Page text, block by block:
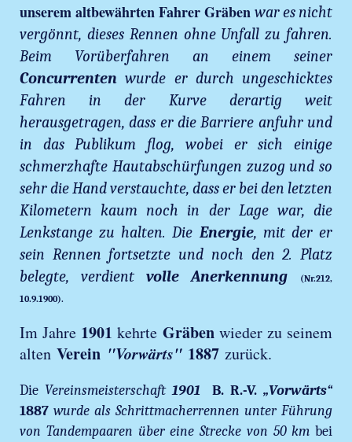
unserem altbewährten Fahrer Gräben war es nicht
vergönnt, dieses Rennen ohne Unfall zu fahren.
Beim Vorüberfahren an einem seiner
Concurrenten wurde er durch ungeschicktes
Fahren in der Kurve derartig weit
herausgetragen, dass er die Barriere anfuhr und
in das Publikum flog, wobei er sich einige
schmerzhafte Hautabschürfungen zuzog und so
sehr die Hand verstauchte, dass er bei den letzten
Kilometern kaum noch in der Lage war, die
Lenkstange zu halten. Die Energie, mit der er
sein Rennen fortsetzte und noch den 2. Platz
belegte, verdient volle Anerkennung
(Nr.212,
10.9.1900).
Im Jahre 1901 kehrte Gräbenwieder zu seinem
altenVerein "Vorwärts"1887zurück.
Die Vereinsmeisterschaft1901 B. R.-V.„Vorwärts“
1887 wurde als Schrittmacherrennen unter Führung
von Tandempaaren über eine Strecke von 50 km bei